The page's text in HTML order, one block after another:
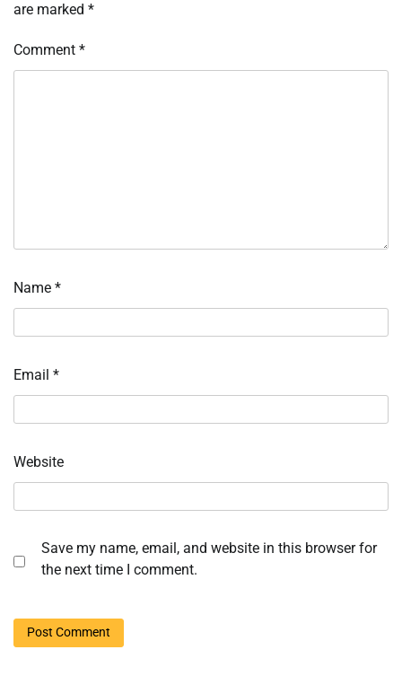
are marked *
Comment *
Name *
Email *
Website
Save my name, email, and website in this browser for
the next time I comment.